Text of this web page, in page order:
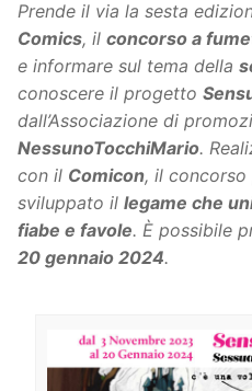
Prende il via la sesta
Comics, il concorso a
e informare sul tema della
conoscere il progetto
dall’Associazione di
NessunoTocchiMario.
con il Comicon, il concorso
sviluppato il legame che
fiabe e favole. È possibile
20 gennaio 2024.